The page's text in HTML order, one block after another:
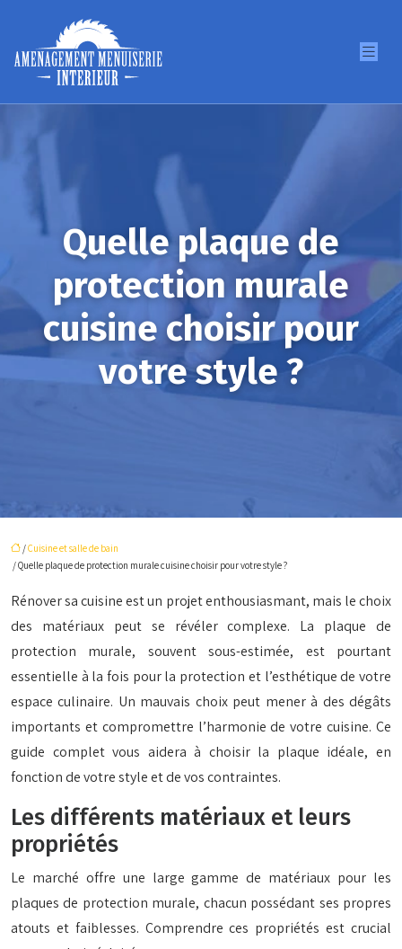
Quelle plaque de
protection murale
cuisine choisir pour
votre style ?
/Cuisine et salle de bain
/ Quelle plaque de protection murale cuisine choisir pour votre style ?
Rénover sa cuisine est un projet enthousiasmant, mais le choix
des matériaux peut se révéler complexe. La plaque de
protection murale, souvent sous-estimée, est pourtant
essentielle à la fois pour la protection et l’esthétique de votre
espace culinaire. Un mauvais choix peut mener à des dégâts
importants et compromettre l’harmonie de votre cuisine. Ce
guide complet vous aidera à choisir la plaque idéale, en
fonction de votre style et de vos contraintes.
Les différents matériaux et leurs
propriétés
Le marché offre une large gamme de matériaux pour les
plaques de protection murale, chacun possédant ses propres
atouts et faiblesses. Comprendre ces propriétés est crucial